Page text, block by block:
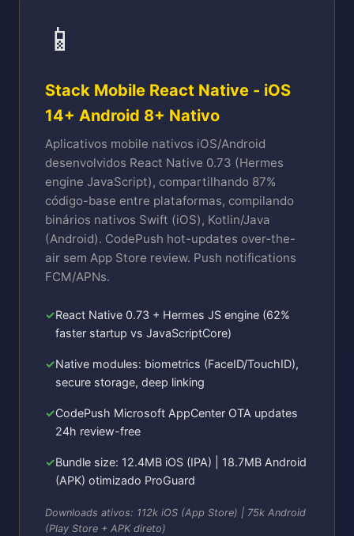
📱
Stack Mobile React Native - iOS
14+ Android 8+ Nativo
Aplicativos mobile nativos iOS/Android
desenvolvidos React Native 0.73 (Hermes
engine JavaScript), compartilhando 87%
código-base entre plataformas, compilando
binários nativos Swift (iOS), Kotlin/Java
(Android). CodePush hot-updates over-the-
air sem App Store review. Push notifications
FCM/APNs.
React Native 0.73 + Hermes JS engine (62%
faster startup vs JavaScriptCore)
Native modules: biometrics (FaceID/TouchID),
secure storage, deep linking
CodePush Microsoft AppCenter OTA updates
24h review-free
Bundle size: 12.4MB iOS (IPA) | 18.7MB Android
(APK) otimizado ProGuard
Downloads ativos: 112k iOS (App Store) | 75k Android
(Play Store + APK direto)